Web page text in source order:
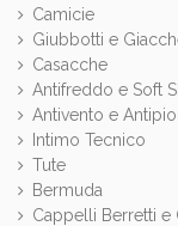
Camicie
Giubbotti e
Casacche
Antifreddo e Soft
Antivento e
Intimo Tecnico
Tute
Bermuda
Cappelli Berretti e